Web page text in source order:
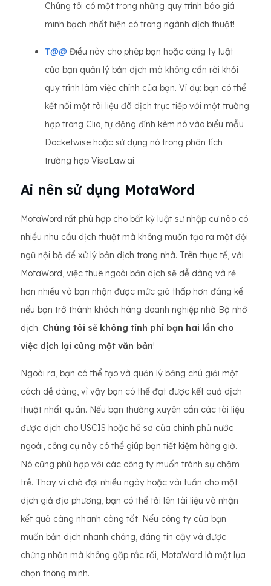
Chúng tôi có một trong những quy trình báo giá
minh bạch nhất hiện có trong ngành dịch thuật!
T@@ Điều này cho phép bạn hoặc công ty luật
của bạn quản lý bản dịch mà không cần rời khỏi
quy trình làm việc chính của bạn. Ví dụ: bạn có thể
kết nối một tài liệu đã dịch trực tiếp với một trường
hợp trong Clio, tự động đính kèm nó vào biểu mẫu
Docketwise hoặc sử dụng nó trong phân tích
trường hợp VisaLaw.ai.
Ai nên sử dụng MotaWord
MotaWord rất phù hợp cho bất kỳ luật sư nhập cư nào có
nhiều nhu cầu dịch thuật mà không muốn tạo ra một đội
ngũ nội bộ để xử lý bản dịch trong nhà. Trên thực tế, với
MotaWord, việc thuê ngoài bản dịch sẽ dễ dàng và rẻ
hơn nhiều và bạn nhận được mức giá thấp hơn đáng kể
nếu bạn trở thành khách hàng doanh nghiệp nhờ Bộ nhớ
dịch. Chúng tôi sẽ không tính phí bạn hai lần cho
việc dịch lại cùng một văn bản!
Ngoài ra, bạn có thể tạo và quản lý bảng chú giải một
cách dễ dàng, vì vậy bạn có thể đạt được kết quả dịch
thuật nhất quán. Nếu bạn thường xuyên cần các tài liệu
được dịch cho USCIS hoặc hồ sơ của chính phủ nước
ngoài, công cụ này có thể giúp bạn tiết kiệm hàng giờ.
Nó cũng phù hợp với các công ty muốn tránh sự chậm
trễ. Thay vì chờ đợi nhiều ngày hoặc vài tuần cho một
dịch giả địa phương, bạn có thể tải lên tài liệu và nhận
kết quả càng nhanh càng tốt. Nếu công ty của bạn
muốn bản dịch nhanh chóng, đáng tin cậy và được
chứng nhận mà không gặp rắc rối, MotaWord là một lựa
chọn thông minh.